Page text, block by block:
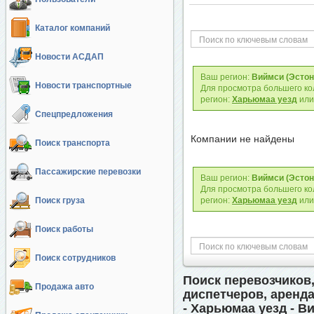
Каталог компаний
Новости АСДАП
Новости транспортные
Спецпредложения
Поиск транспорта
Пассажирские перевозки
Поиск груза
Поиск работы
Поиск сотрудников
Продажа авто
Ваш регион: Виймси
Для просмотра большего
регион: Харьюмаа уезд
Компании не найдены
Ваш регион: Виймси
Для просмотра большего
регион: Харьюмаа уезд
Поиск
диспетчеров,
- Харьюмаа уезд -